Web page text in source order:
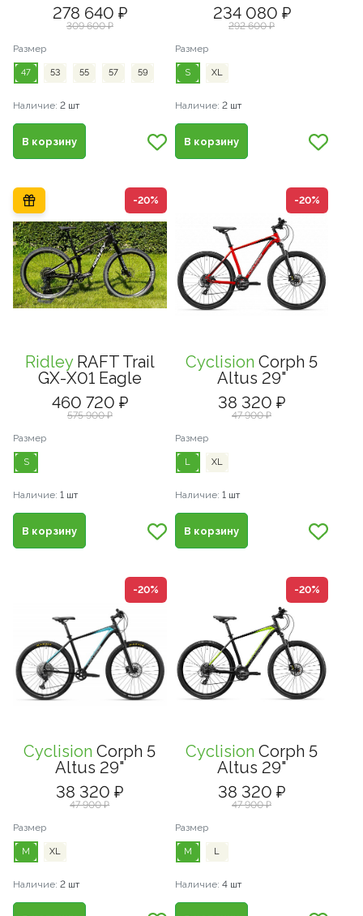
309 600 ₽
278 640 ₽
Размер
47 53 55 57 59
Наличие: 2 шт
В корзину
292 600 ₽
234 080 ₽
Размер
S XL
Наличие: 2 шт
В корзину
-20%
RidleyRAFT Trail
GX-X01 Eagle
575 900 ₽
460 720 ₽
Размер
S
Наличие: 1 шт
В корзину
-20%
Cyclision Corph 5
Altus 29"
47 900 ₽
38 320 ₽
Размер
L XL
Наличие: 1 шт
В корзину
-20%
Cyclision Corph 5
Altus 29"
47 900 ₽
38 320 ₽
Размер
M XL
Наличие: 2 шт
-20%
Cyclision Corph 5
Altus 29"
47 900 ₽
38 320 ₽
Размер
M L
Наличие: 4 шт